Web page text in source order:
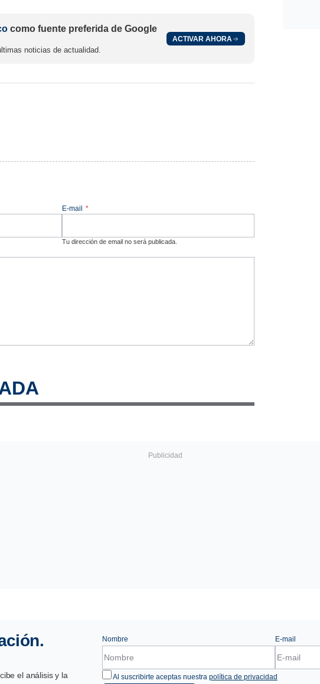
como fuente preferida de Google
noticias de actualidad.
ACTIVAR AHORA
E-mail *
Tu dirección de email no será publicada.
el análisis y la
Nombre E-mail
Al suscribirte aceptas nuestra política de privacidad